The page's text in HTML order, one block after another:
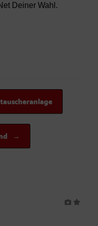
Deiner Wahl.
→